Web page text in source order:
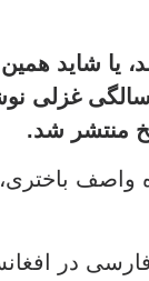
یا شاید
غزلی
منتشر شد.
در